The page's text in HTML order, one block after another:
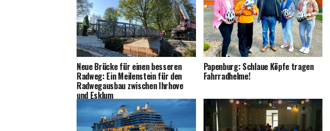
Neue Brü­cke für einen bes­se­ren
Rad­weg: Ein Mei­len­stein für den
Rad­weg­aus­bau zwi­schen Ihr­ho­ve
und Esklum
Papen­burg: Schlaue Köp­fe tra­gen
Fahrradhelme!